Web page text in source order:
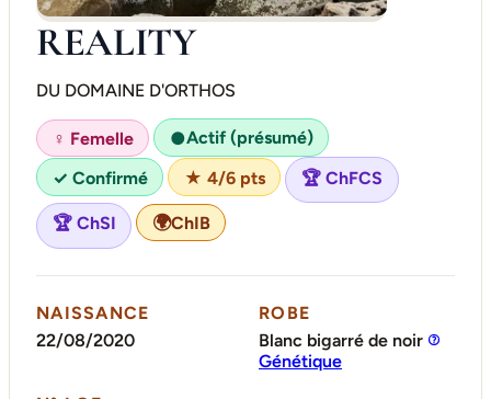
REALITY
DU DOMAINE D'ORTHOS
♀ Femelle ●Actif (présumé)
✓ Confirmé
★ 4/6 pts 🏆 ChFCS
🏆 ChSI 🌍ChIB
NAISSANCE
22/08/2020
ROBE
Blanc bigarré de noir
Génétique